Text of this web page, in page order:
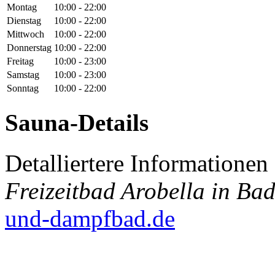
Montag
10:00 - 22:00
Dienstag
10:00 - 22:00
Mittwoch
10:00 - 22:00
Donnerstag 10:00 - 22:00
Freitag
10:00 - 23:00
Samstag
10:00 - 23:00
Sonntag
10:00 - 22:00
Sauna-Details
Detalliertere Informationen
Freizeitbad Arobella in
und-dampfbad.de